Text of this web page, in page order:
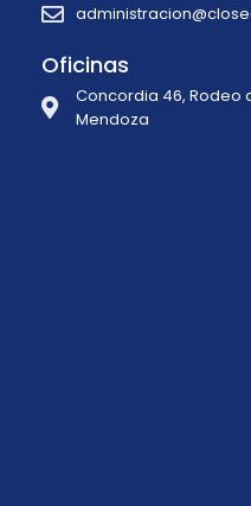
Oficinas
Concordia 46, Rodeo
Mendoza